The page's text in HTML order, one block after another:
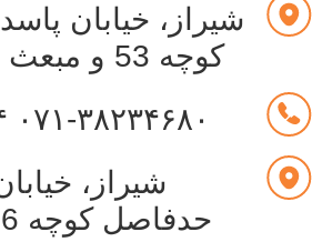
شیراز، خیابان
کوچه 53 و مبعث (متوسطه دوم)
۰۷۱-۳۸۲۳۴۶۸۰
شیراز،